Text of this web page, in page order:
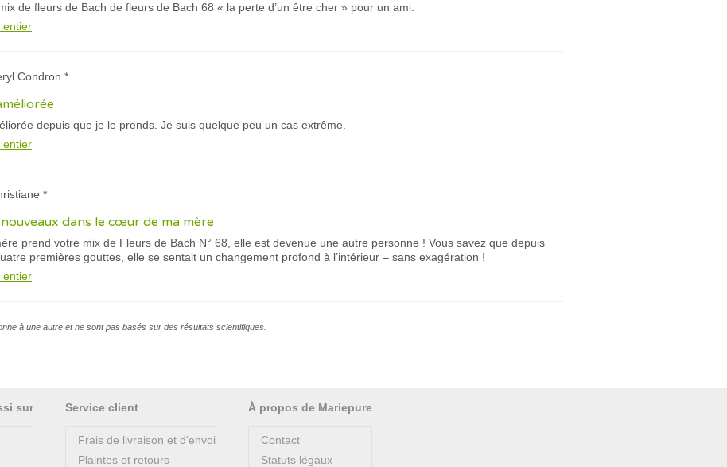
de fleurs de Bach de fleurs de Bach 68 « la perte d’un être cher » pour un ami.
entier
Condron *
depuis que je le prends. Je suis quelque peu un cas extrême.
entier
*
dans le cœur de ma mère
prend votre mix de Fleurs de Bach N° 68, elle est devenue une autre personne ! Vous savez que depuis
premières gouttes, elle se sentait un changement profond à l’intérieur – sans exagération !
entier
à une autre et ne sont pas basés sur des résultats scientifiques.
sur Service client
Frais de livraison et d'envoi
Plaintes et retours
À propos de Mariepure
Contact
Statuts légaux